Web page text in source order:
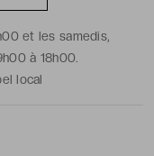
et les samedis,
à 18h00.
local